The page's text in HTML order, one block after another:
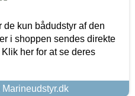
kun bådudstyr af den
i shoppen sendes direkte
her for at se deres